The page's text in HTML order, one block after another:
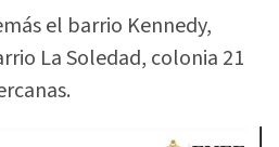
el barrio Kennedy,
La Soledad, colonia 21